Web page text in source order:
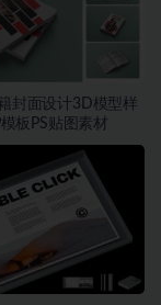
封面设计3D模型样
板PS贴图素材